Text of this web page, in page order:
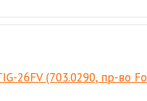
26FV (703.0290, пр-во